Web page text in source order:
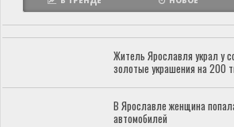
Житель Ярославля украл у
золотые украшения на 200
В Ярославле женщина
автомобилей